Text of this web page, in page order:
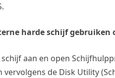
harde schijf gebruiken
aan en open
vervolgens de Disk Utility